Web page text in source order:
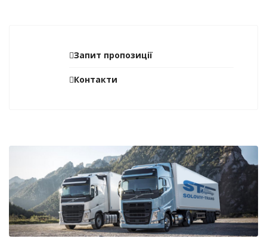
Запит пропозиції
Контакти